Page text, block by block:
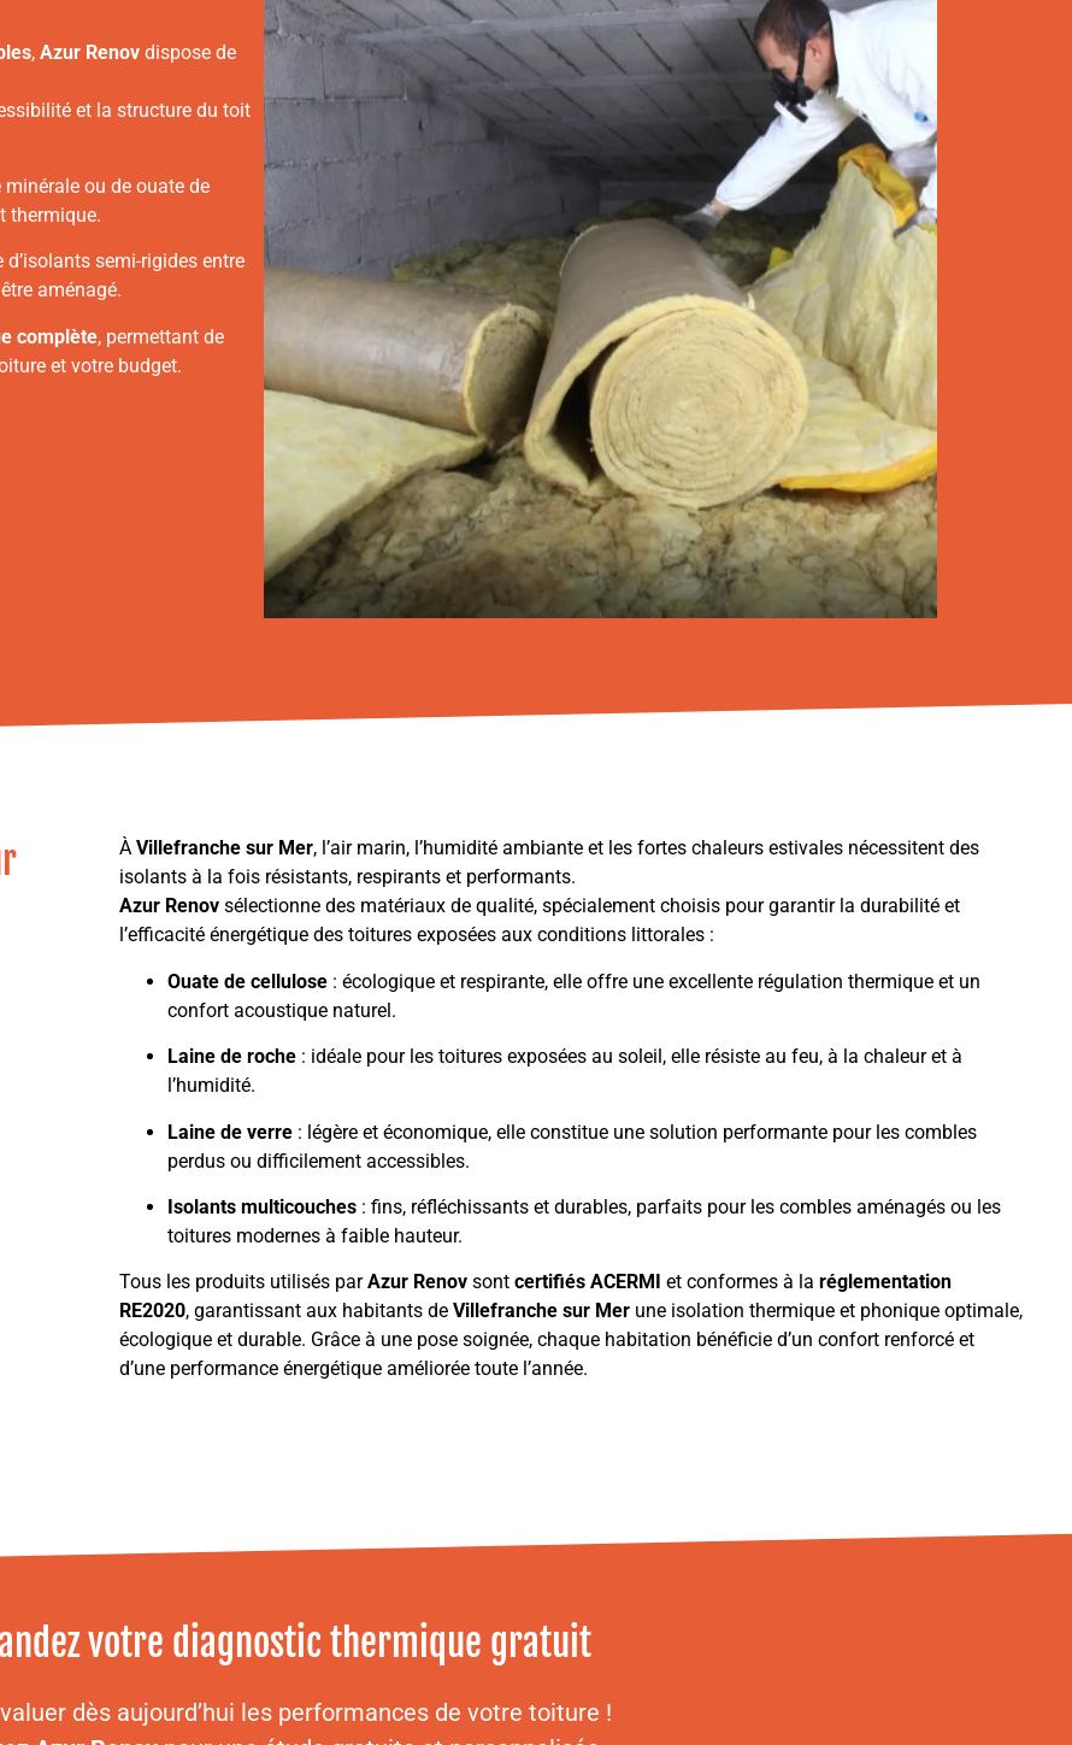
, Azur Renov dispose de
et la structure du toit
ou de ouate de
thermique.
d’isolants semi-rigides entre
aménagé.
complète, permettant de
et votre budget.
À Villefranche sur Mer, l’air marin, l’humidité ambiante et les fortes chaleurs estivales nécessitent des
isolants à la fois résistants, respirants et performants.
Azur Renov sélectionne des matériaux de qualité, spécialement choisis pour garantir la durabilité et
l’efficacité énergétique des toitures exposées aux conditions littorales :
Ouate de cellulose : écologique et respirante, elle offre une excellente régulation thermique et un
confort acoustique naturel.
Laine de roche : idéale pour les toitures exposées au soleil, elle résiste au feu, à la chaleur et à
l’humidité.
Laine de verre : légère et économique, elle constitue une solution performante pour les combles
perdus ou difficilement accessibles.
Isolants multicouches : fins, réfléchissants et durables, parfaits pour les combles aménagés ou les
toitures modernes à faible hauteur.
Tous les produits utilisés parAzur Renov sont certifiés ACERMI et conformes à la réglementation
RE2020, garantissant aux habitants de Villefranche sur Mer une isolation thermique et phonique optimale,
écologique et durable. Grâce à une pose soignée, chaque habitation bénéficie d’un confort renforcé et
d’une performance énergétique améliorée toute l’année.
votre diagnostic thermique gratuit
dès aujourd’hui les performances de votre toiture !